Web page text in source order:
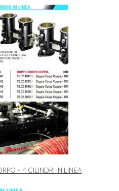
– 4 CILINDRI IN LINEA